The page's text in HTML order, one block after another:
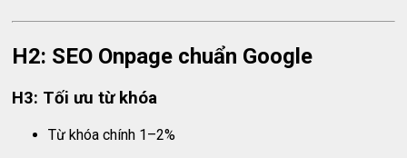
H2: SEO Onpage chuẩn Google
H3: Tối ưu từ khóa
Từ khóa chính 1–2%